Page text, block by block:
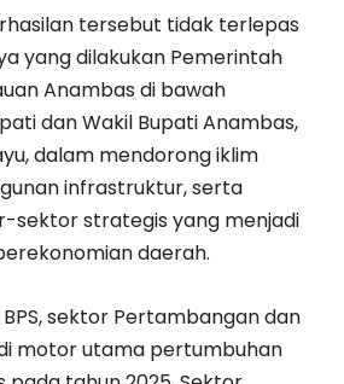
tersebut tidak terlepas
yang dilakukan Pemerintah
Anambas di bawah
dan Wakil Bupati Anambas,
dalam mendorong iklim
infrastruktur, serta
sektor strategis yang menjadi
daerah.
sektor Pertambangan dan
motor utama pertumbuhan